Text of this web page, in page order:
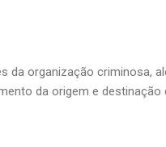
da organização criminosa,
da origem e destinação